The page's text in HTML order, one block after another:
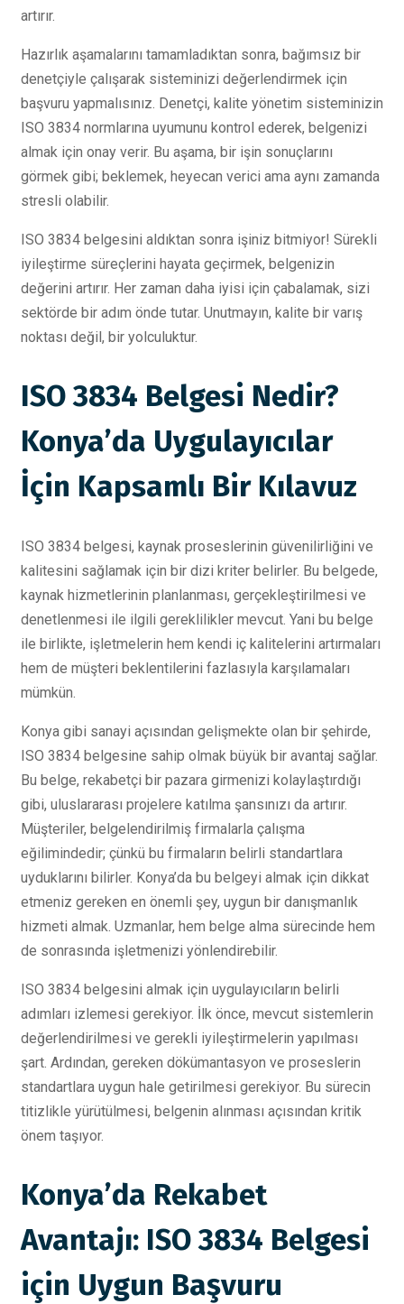
artırır.
Hazırlık aşamalarını tamamladıktan sonra, bağımsız bir
denetçiyle çalışarak sisteminizi değerlendirmek için
başvuru yapmalısınız. Denetçi, kalite yönetim sisteminizin
ISO 3834 normlarına uyumunu kontrol ederek, belgenizi
almak için onay verir. Bu aşama, bir işin sonuçlarını
görmek gibi; beklemek, heyecan verici ama aynı zamanda
stresli olabilir.
ISO 3834 belgesini aldıktan sonra işiniz bitmiyor! Sürekli
iyileştirme süreçlerini hayata geçirmek, belgenizin
değerini artırır. Her zaman daha iyisi için çabalamak, sizi
sektörde bir adım önde tutar. Unutmayın, kalite bir varış
noktası değil, bir yolculuktur.
ISO 3834 Belgesi Nedir?
Konya’da Uygulayıcılar
İçin Kapsamlı Bir Kılavuz
ISO 3834 belgesi, kaynak proseslerinin güvenilirliğini ve
kalitesini sağlamak için bir dizi kriter belirler. Bu belgede,
kaynak hizmetlerinin planlanması, gerçekleştirilmesi ve
denetlenmesi ile ilgili gereklilikler mevcut. Yani bu belge
ile birlikte, işletmelerin hem kendi iç kalitelerini artırmaları
hem de müşteri beklentilerini fazlasıyla karşılamaları
mümkün.
Konya gibi sanayi açısından gelişmekte olan bir şehirde,
ISO 3834 belgesine sahip olmak büyük bir avantaj sağlar.
Bu belge, rekabetçi bir pazara girmenizi kolaylaştırdığı
gibi, uluslararası projelere katılma şansınızı da artırır.
Müşteriler, belgelendirilmiş firmalarla çalışma
eğilimindedir; çünkü bu firmaların belirli standartlara
uyduklarını bilirler. Konya’da bu belgeyi almak için dikkat
etmeniz gereken en önemli şey, uygun bir danışmanlık
hizmeti almak. Uzmanlar, hem belge alma sürecinde hem
de sonrasında işletmenizi yönlendirebilir.
ISO 3834 belgesini almak için uygulayıcıların belirli
adımları izlemesi gerekiyor. İlk önce, mevcut sistemlerin
değerlendirilmesi ve gerekli iyileştirmelerin yapılması
şart. Ardından, gereken dökümantasyon ve proseslerin
standartlara uygun hale getirilmesi gerekiyor. Bu sürecin
titizlikle yürütülmesi, belgenin alınması açısından kritik
önem taşıyor.
Konya’da Rekabet
Avantajı: ISO 3834 Belgesi
için Uygun Başvuru